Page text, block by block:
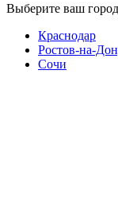
Выберите ваш
Краснодар
Ростов-на-
Сочи